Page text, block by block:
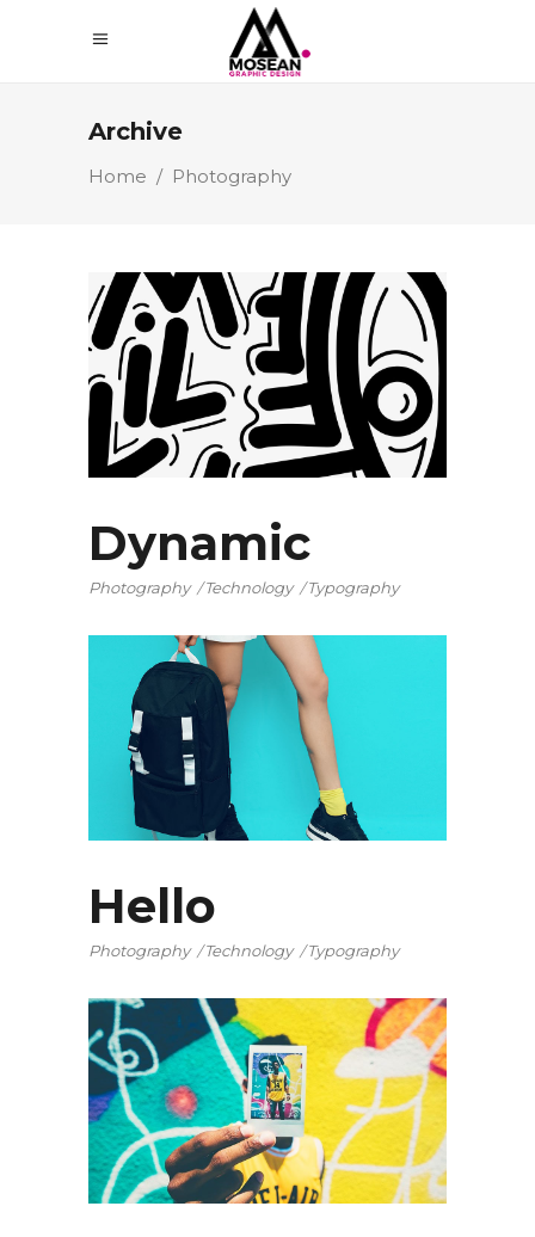
Archive
Home / Photography
Dynamic
Photography Technology Typography
Hello
Photography Technology Typography